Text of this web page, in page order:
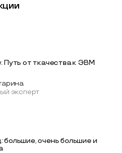
Путь от ткачества к ЭВМ
эксперт
очень большие и